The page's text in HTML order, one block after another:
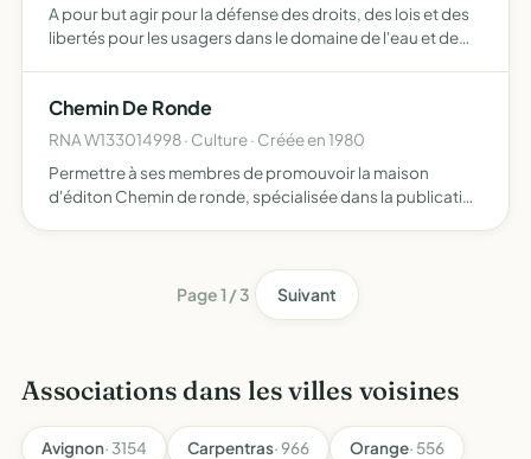
A pour but agir pour la défense des droits, des lois et des
libertés pour les usagers dans le domaine de l'eau et de
Chemin De Ronde
RNA W133014998 · Culture · Créée en 1980
Permettre à ses membres de promouvoir la maison
d'éditon Chemin de ronde, spécialisée dans la publication
Page 1 / 3 Suivant
Associations dans les villes voisines
Avignon· 3154 Carpentras· 966 Orange· 556